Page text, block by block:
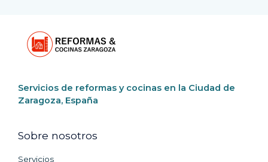
Servicios de reformas y cocinas en la Ciudad de
Zaragoza, España
Sobre nosotros
Servicios